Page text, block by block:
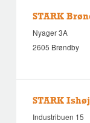
STARK
Nyager 3A
2605 Brøndby
STARK Ishøj
Industribuen 15